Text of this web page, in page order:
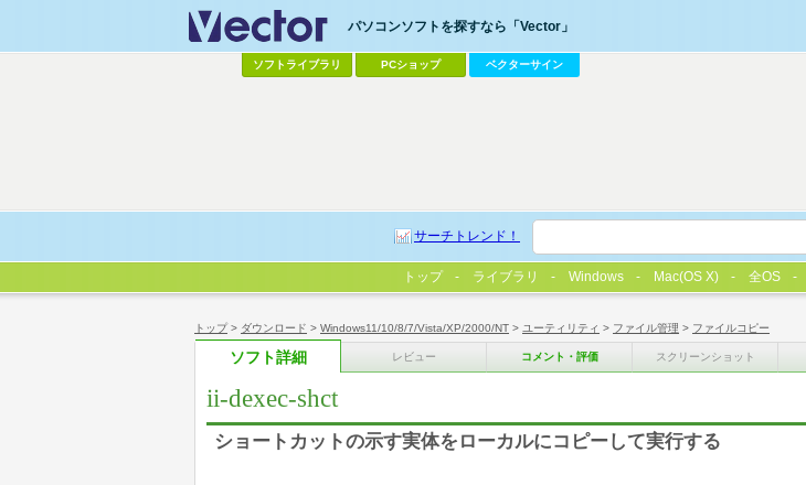
トップ> ダウンロード > Windows11/10/8/7/Vista/XP/2000/NT > ユーティリティ > ファイル管理 > ファイルコピー
ソフト詳細 レビュー コメント・評価 スクリーンショット
ii-dexec-shct
ショートカットの示す実体をローカルにコピーして実行する
パソコンソフトを探すなら「Vector」
ソフトライブラリ PCショップ ベクターサイン
サーチトレンド！
トップ ライブラリ Windows Mac(OS X) 全OS